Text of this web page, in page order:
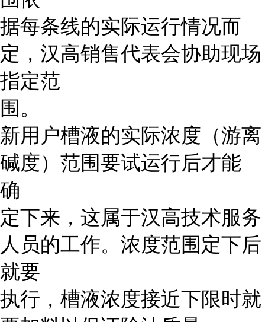
据每条线的实际运行情况而
定，汉高销售代表会协助现场
指定范
围。
新用户槽液的实际浓度（游离
碱度）范围要试运行后才能
确
定下来，这属于汉高技术服务
人员的工作。浓度范围定下后
就要
执行，槽液浓度接近下限时就